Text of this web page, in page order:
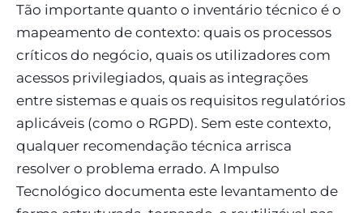
Tão importante quanto o inventário técnico é o
mapeamento de contexto: quais os processos
críticos do negócio, quais os utilizadores com
acessos privilegiados, quais as integrações
entre sistemas e quais os requisitos regulatórios
aplicáveis (como o RGPD). Sem este contexto,
qualquer recomendação técnica arrisca
resolver o problema errado. A Impulso
Tecnológico documenta este levantamento de